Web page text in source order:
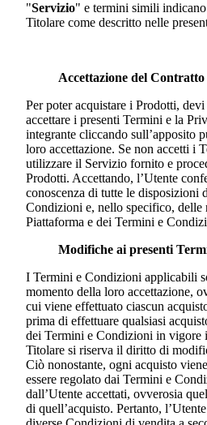
"Servizio" e termini simili
Titolare come descritto nelle
Accettazione del Contratto
Per poter acquistare i Prodotti, devi
accettare i presenti Termini e la
integrante cliccando sull’apposito
loro accettazione. Se non accetti i
utilizzare il Servizio fornito e
Prodotti. Accettando, l’Utente
conoscenza di tutte le disposizioni
Condizioni e, nello specifico, delle
Piattaforma e dei Termini e
Modifiche ai presenti
I Termini e Condizioni applicabili
momento della loro accettazione,
cui viene effettuato ciascun
prima di effettuare qualsiasi
dei Termini e Condizioni in vigore
Titolare si riserva il diritto di
Ciò nonostante, ogni acquisto
essere regolato dai Termini e
dall’Utente accettati, ovverosia
di quell’acquisto. Pertanto,